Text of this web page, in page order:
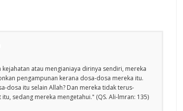
atau mengianiaya dirinya sendiri, mereka
pengampunan kerana dosa-dosa mereka itu.
dosa itu selain Allah? Dan mereka tidak terus-
sedang mereka mengetahui." (QS. Ali-lmran: 135)